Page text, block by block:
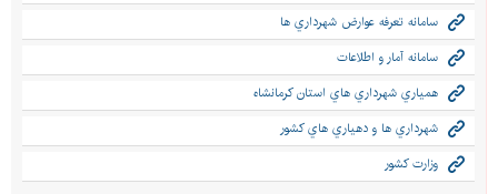
سامانه تعرفه عوارض شهرداري ها
سامانه آمار و اطلاعات
همياري شهرداري هاي استان كرمانشاه
شهرداري ها و دهياري هاي كشور
وزارت كشور